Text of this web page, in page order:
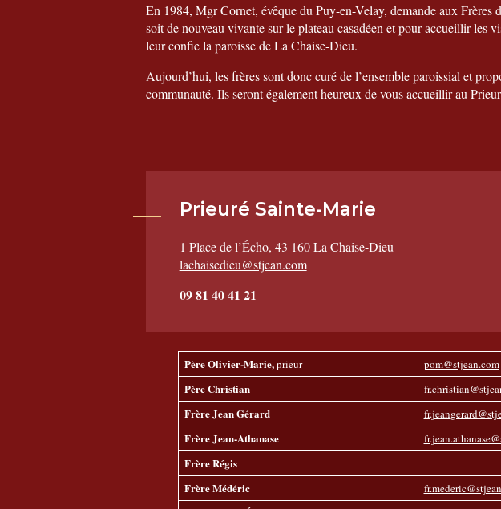
En 1984, Mgr Cornet, évêque du Puy-en-Velay, demande aux
soit de nouveau vivante sur le plateau casadéen et pour accueillir
leur confie la paroisse de La Chaise-Dieu.
Aujourd’hui, les frères sont donc curé de l’ensemble paroissial et
communauté. Ils seront également heureux de vous accueillir au
Prieuré Sainte-Marie
1 Place de l’Écho, 43 160 La Chaise-Dieu
lachaisedieu@stjean.com
09 81 40 41 21
Père Olivier-Marie,prieur pom@stjean.com
Père Christian fr.christian@s
Frère Jean Gérard
Frère Jean-Athanase
Frère Régis
Frère Médéric